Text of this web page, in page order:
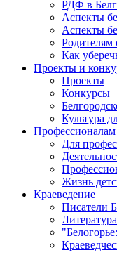
РДФ в
Аспекты
Аспекты
Родителям
Как
Проекты и
Проекты
Конкурсы
Культура
Профессионалам
Для
Жизнь
Краеведение
Писатели